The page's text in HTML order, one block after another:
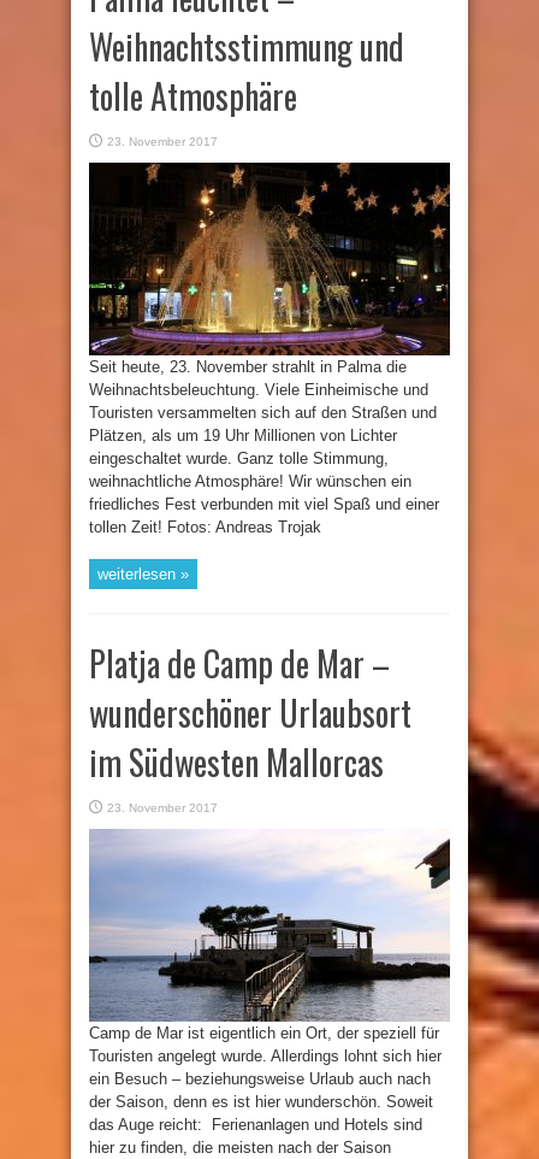
Weihnachtsstimmung und
tolle Atmosphäre
23. November 2017
Seit heute, 23. November strahlt in Palma die
Weihnachtsbeleuchtung. Viele Einheimische und
Touristen versammelten sich auf den Straßen und
Plätzen, als um 19 Uhr Millionen von Lichter
eingeschaltet wurde. Ganz tolle Stimmung,
weihnachtliche Atmosphäre! Wir wünschen ein
friedliches Fest verbunden mit viel Spaß und einer
tollen Zeit! Fotos: Andreas Trojak
weiterlesen »
Platja de Camp de Mar –
wunderschöner Urlaubsort
im Südwesten Mallorcas
23. November 2017
Camp de Mar ist eigentlich ein Ort, der speziell für
Touristen angelegt wurde. Allerdings lohnt sich hier
ein Besuch – beziehungsweise Urlaub auch nach
der Saison, denn es ist hier wunderschön. Soweit
das Auge reicht: Ferienanlagen und Hotels sind
hier zu finden, die meisten nach der Saison